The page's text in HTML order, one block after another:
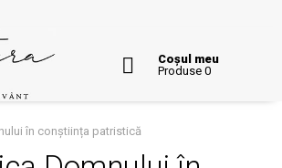
Coșul meu
Produse 0
în conștiința patristică